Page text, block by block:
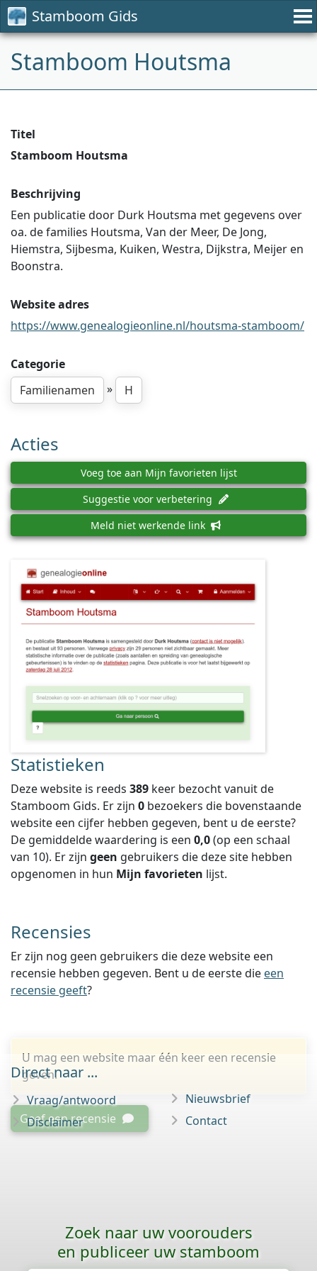
Stamboom Gids
Stamboom Houtsma
Titel
Stamboom Houtsma
Beschrijving
Een publicatie door Durk Houtsma met gegevens over
oa. de families Houtsma, Van der Meer, De Jong,
Hiemstra, Sijbesma, Kuiken, Westra, Dijkstra, Meijer en
Boonstra.
Website adres
https://www.genealogieonline.nl/houtsma-stamboom/
Categorie
Familienamen
» H
Acties
Voeg toe aan Mijn favorieten lijst
Suggestie voor verbetering
Meld niet werkende link
Statistieken
Deze website is reeds 389 keer bezocht vanuit de
Stamboom Gids. Er zijn 0 bezoekers die bovenstaande
website een cijfer hebben gegeven, bent u de eerste?
De gemiddelde waardering is een 0,0(op een schaal
van 10). Er zijn geen gebruikers die deze site hebben
opgenomen in hun Mijn favorieten lijst.
Recensies
Er zijn nog geen gebruikers die deze website een
recensie hebben gegeven. Bent u de eerste die een
recensie geeft?
U mag een website maar één keer een recensie
geven.
Geef een recensie
Direct naar ...
Vraag/antwoord
Disclaimer
Nieuwsbrief
Contact
Zoek naar uw voorouders
en publiceer uw stamboom